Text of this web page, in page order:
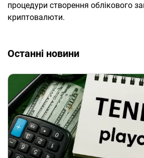
процедури створення облікового
криптовалюти.
Останні новини